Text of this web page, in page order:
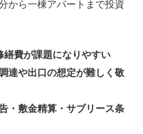
から一棟アパートまで投資
繕費が課題になりやすい
達や出口の想定が難しく敬
・敷金精算・サブリース条